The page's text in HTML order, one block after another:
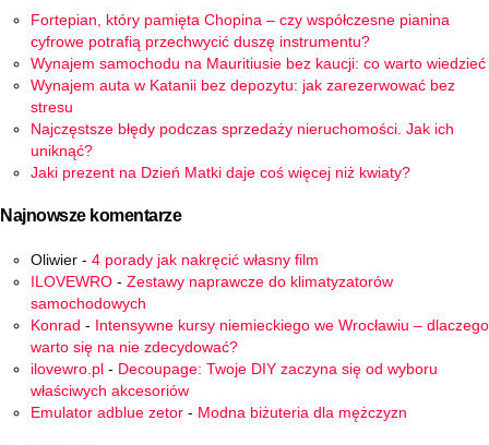
Fortepian, który pamięta Chopina – czy współczesne pianina
cyfrowe potrafią przechwycić duszę instrumentu?
Wynajem samochodu na Mauritiusie bez kaucji: co warto wiedzieć
Wynajem auta w Katanii bez depozytu: jak zarezerwować bez
stresu
Najczęstsze błędy podczas sprzedaży nieruchomości. Jak ich
uniknąć?
Jaki prezent na Dzień Matki daje coś więcej niż kwiaty?
Najnowsze komentarze
Oliwier - 4 porady jak nakręcić własny film
ILOVEWRO - Zestawy naprawcze do klimatyzatorów
samochodowych
Konrad - Intensywne kursy niemieckiego we Wrocławiu – dlaczego
warto się na nie zdecydować?
ilovewro.pl - Decoupage: Twoje DIY zaczyna się od wyboru
właściwych akcesoriów
Emulator adblue zetor - Modna biżuteria dla mężczyzn